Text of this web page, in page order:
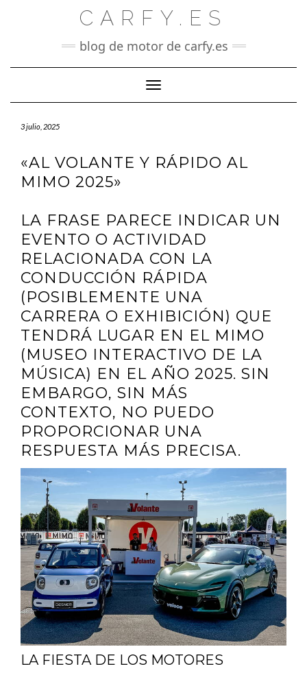
CARFY.ES
blog de motor de carfy.es
Cambiar modo de navegación
3 julio, 2025
«AL VOLANTE Y RÁPIDO AL
MIMO 2025»
LA FRASE PARECE INDICAR UN
EVENTO O ACTIVIDAD
RELACIONADA CON LA
CONDUCCIÓN RÁPIDA
(POSIBLEMENTE UNA
CARRERA O EXHIBICIÓN) QUE
TENDRÁ LUGAR EN EL MIMO
(MUSEO INTERACTIVO DE LA
MÚSICA) EN EL AÑO 2025. SIN
EMBARGO, SIN MÁS
CONTEXTO, NO PUEDO
PROPORCIONAR UNA
RESPUESTA MÁS PRECISA.
LA FIESTA DE LOS MOTORES